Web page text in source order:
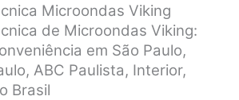
Microondas Viking
de Microondas Viking:
em São Paulo,
ABC Paulista, Interior,
Brasil